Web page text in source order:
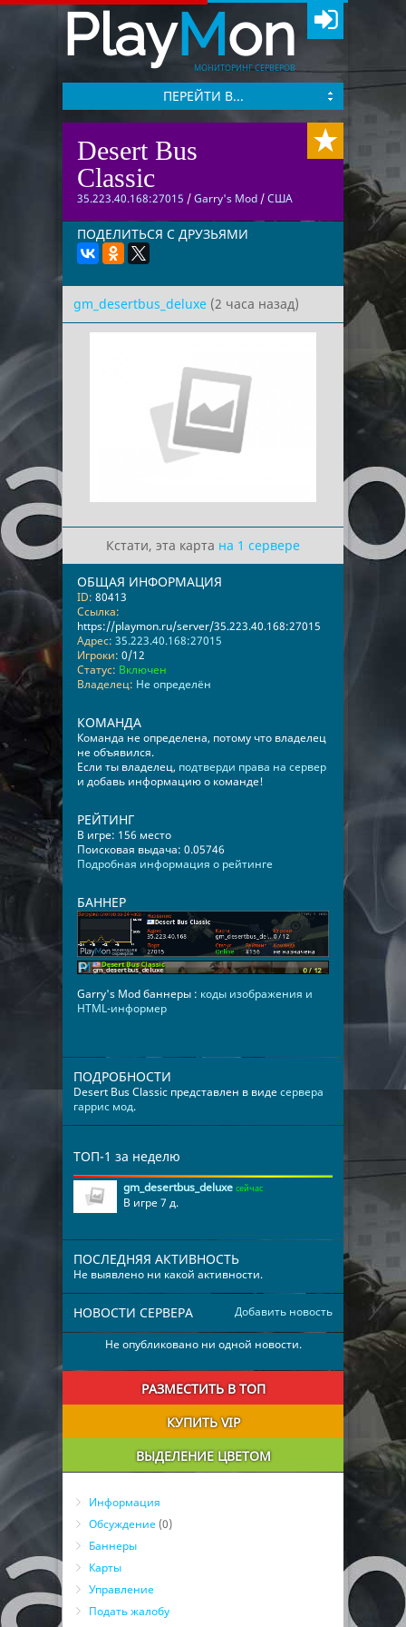
PlayMon
МОНИТОРИНГ СЕРВЕРОВ
ПЕРЕЙТИ В...
Desert Bus
Classic
35.223.40.168:27015 /Garry's Mod /США
ПОДЕЛИТЬСЯ С ДРУЗЬЯМИ
gm_desertbus_deluxe (2 часа назад)
Кстати, эта карта на 1 сервере
ОБЩАЯ ИНФОРМАЦИЯ
ID: 80413
Ссылка:
https://playmon.ru/server/35.223.40.168:27015
Адрес: 35.223.40.168:27015
Игроки: 0/12
Статус: Включен
Владелец: Не определён
КОМАНДА
Команда не определена, потому что владелец
не объявился.
Если ты владелец, подтверди права на сервер
и добавь информацию о команде!
РЕЙТИНГ
В игре: 156 место
Поисковая выдача: 0.05746
Подробная информация о рейтинге
БАННЕР
Garry's Mod баннеры : коды изображения и
HTML-информер
ПОДРОБНОСТИ
Desert Bus Classic представлен в видесервера
гаррис мод.
ТОП-1 за неделю
gm_desertbus_deluxe сейчас
В игре 7 д.
ПОСЛЕДНЯЯ АКТИВНОСТЬ
Не выявлено ни какой активности.
Добавить новость
НОВОСТИ СЕРВЕРА
Не опубликовано ни одной новости.
РАЗМЕСТИТЬ В ТОП
КУПИТЬ VIP
ВЫДЕЛЕНИЕ ЦВЕТОМ
Информация
Обсуждение (0)
Баннеры
Карты
Управление
Подать жалобу